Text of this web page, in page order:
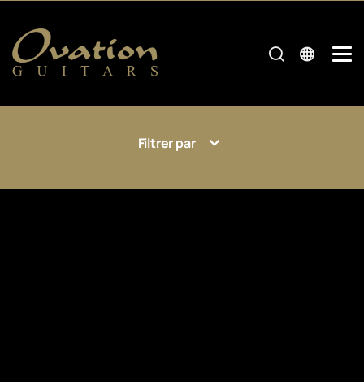
Filtrer par